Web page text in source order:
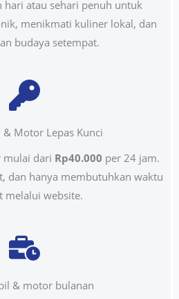
hari atau sehari penuh untuk
menikmati kuliner lokal, dan
budaya setempat.
& Motor Lepas Kunci
mulai dari Rp40.000 per 24 jam.
dan hanya membutuhkan waktu
melalui website.
& motor bulanan